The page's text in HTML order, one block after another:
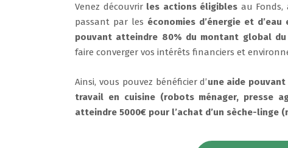
Venez découvrir les actions éligibles au
passant par les économies d’énergie et
pouvant atteindre 80% du montant global
faire converger vos intérêts financiers et
Ainsi, vous pouvez bénéficier d’une aide pouvant
travail en cuisine (robots ménager, presse
atteindre 5000€ pour l’achat d’un sèche-